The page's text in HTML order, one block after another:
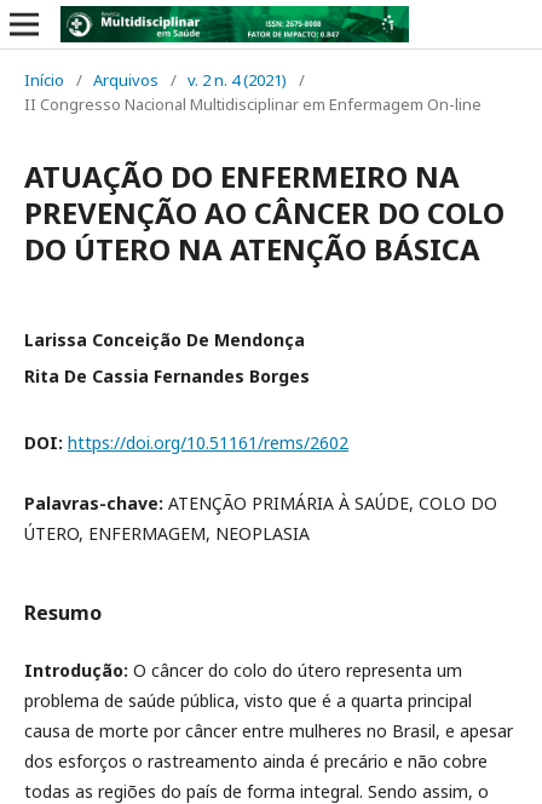
Início / Arquivos / v. 2 n. 4 (2021)
/
II Congresso Nacional Multidisciplinar em Enfermagem On-line
ATUAÇÃO DO ENFERMEIRO NA
PREVENÇÃO AO CÂNCER DO COLO
DO ÚTERO NA ATENÇÃO BÁSICA
Larissa Conceição De Mendonça
Rita De Cassia Fernandes Borges
DOI: https://doi.org/10.51161/rems/2602
Palavras-chave: ATENÇÃO PRIMÁRIA À SAÚDE, COLO DO
ÚTERO, ENFERMAGEM, NEOPLASIA
Resumo
Introdução: O câncer do colo do útero representa um
problema de saúde pública, visto que é a quarta principal
causa de morte por câncer entre mulheres no Brasil, e apesar
dos esforços o rastreamento ainda é precário e não cobre
todas as regiões do país de forma integral. Sendo assim, o